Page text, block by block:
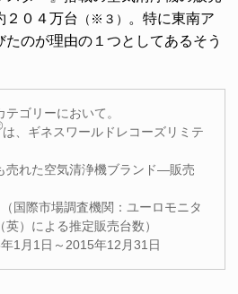
２０４万台
（※３）
。特に東南ア
のが理由の１つとしてあるそう
ゴリーにおいて。
は、ギネスワールドレコーズリミテ
売れた空気清浄機ブランド―販売
国際市場調査機関：ユーロモニタ
）による推定販売台数）
1月1日～2015年12月31日